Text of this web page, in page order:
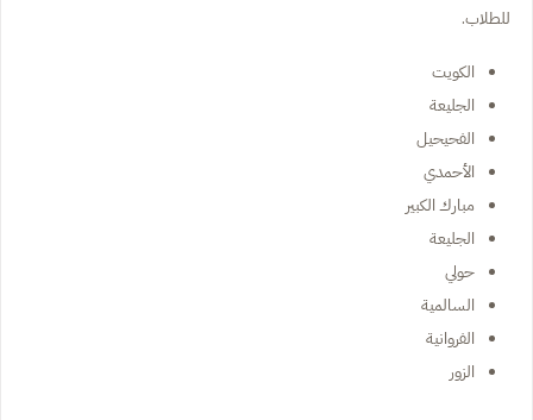
للطلاب.
الكويت
الجليعة
الفحيحيل
الأحمدي
مبارك الكبير
الجليعة
حولي
السالمية
الفروانية
الزور